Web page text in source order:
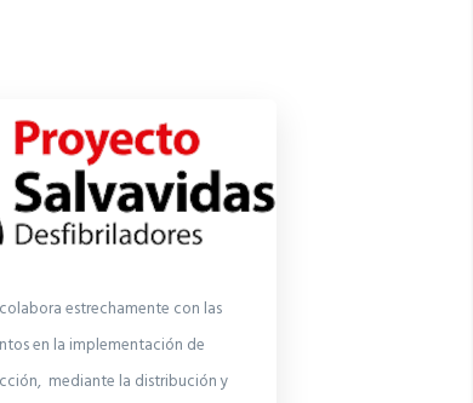
colabora estrechamente con las
en la implementación de
mediante la distribución y